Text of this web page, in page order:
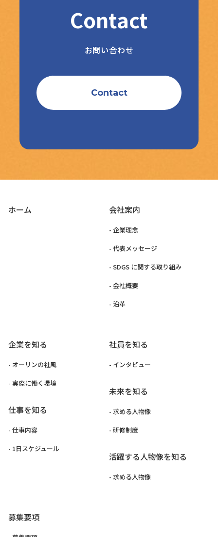
Contact
お問い合わせ
Contact
ホーム 会社案内
- 企業理念
- 代表メッセージ
- SDGS に関する取り組み
- 会社概要
- 沿革
企業を知る
- オーリンの社風
- 実際に働く環境
仕事を知る
- 仕事内容
- 1日スケジュール
社員を知る
- インタビュー
未来を知る
- 求める人物像
- 研修制度
活躍する人物像を知る
- 求める人物像
募集要項